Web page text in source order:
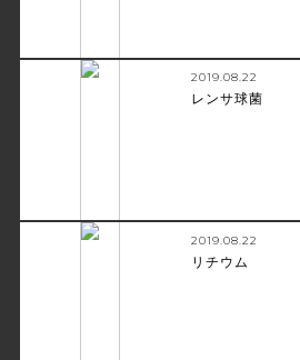
2019.08.22
レンサ球菌
2019.08.22
リチウム